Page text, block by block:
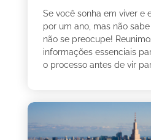
Se você sonha em viver e
por um ano, mas não
não se preocupe!
informações essenciais
o processo antes de vir